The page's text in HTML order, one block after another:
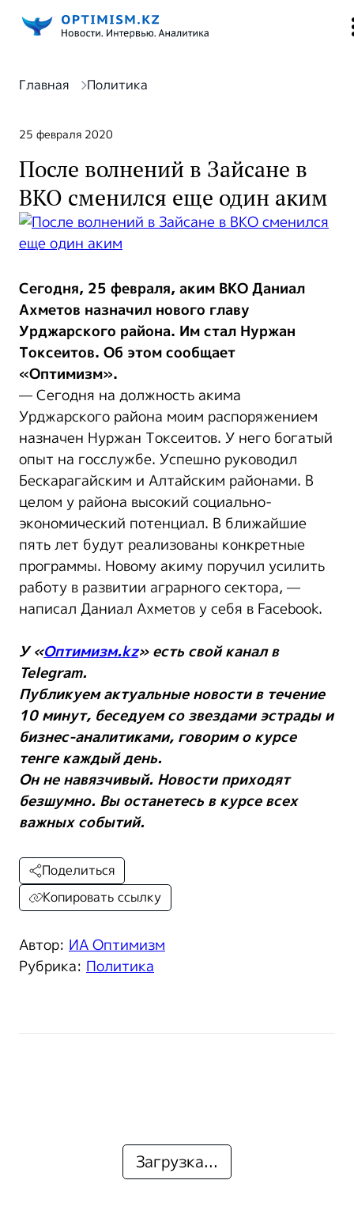
Главная Политика
25 февраля 2020
После волнений в Зайсане в
ВКО сменился еще один аким
Сегодня, 25 февраля, аким ВКО Даниал
Ахметов назначил нового главу
Урджарского района. Им стал Нуржан
Токсеитов. Об этом сообщает
«Оптимизм».
— Сегодня на должность акима
Урджарского района моим распоряжением
назначен Нуржан Токсеитов. У него богатый
опыт на госслужбе. Успешно руководил
Бескарагайским и Алтайским районами. В
целом у района высокий социально-
экономический потенциал. В ближайшие
пять лет будут реализованы конкретные
программы. Новому акиму поручил усилить
работу в развитии аграрного сектора, —
написал Даниал Ахметов у себя в Facebook.
У «Оптимизм.kz» есть свой канал в
Telegram.
Публикуем актуальные новости в течение
10 минут, беседуем со звездами эстрады и
бизнес-аналитиками, говорим о курсе
тенге каждый день.
Он не навязчивый. Новости приходят
безшумно. Вы останетесь в курсе всех
важных событий.
Автор: ИА Оптимизм
Рубрика: Политика
Поделиться
Копировать ссылку
Загрузка...